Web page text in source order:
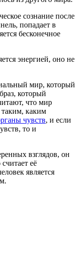
сознание после
попадает в
бесконечное
энергией, оно не
мир, который
который
что мир
таким, каким
чувств, и если
то и
взглядов, он
её
является